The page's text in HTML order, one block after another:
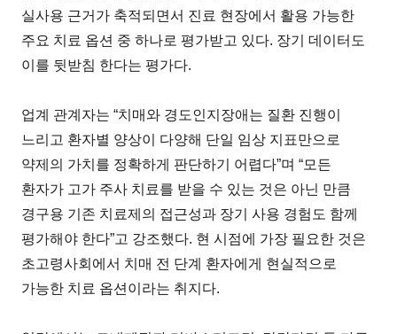
실사용 근거가 축적되면서 진료 현장에서 활용 가능한
주요 치료 옵션 중 하나로 평가받고 있다. 장기 데이터도
이를 뒷받침 한다는 평가다.
업계 관계자는 “치매와 경도인지장애는 질환 진행이
느리고 환자별 양상이 다양해 단일 임상 지표만으로
약제의 가치를 정확하게 판단하기 어렵다”며 “모든
환자가 고가 주사 치료를 받을 수 있는 것은 아닌 만큼
경구용 기존 치료제의 접근성과 장기 사용 경험도 함께
평가해야 한다”고 강조했다. 현 시점에 가장 필요한 것은
초고령사회에서 치매 전 단계 환자에게 현실적으로
가능한 치료 옵션이라는 취지다.